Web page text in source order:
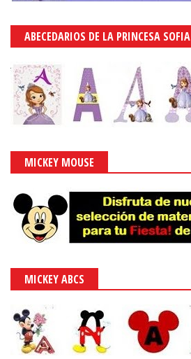
ABECEDARIOS DE LA PRINCESA SOFIA
MICKEY MOUSE
MICKEY ABCS